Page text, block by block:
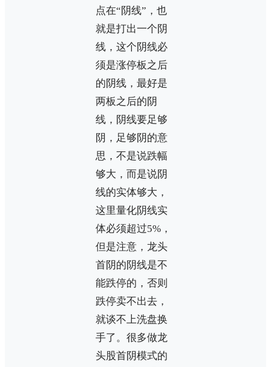
点在“阴线”，也
就是打出一个阴
线，这个阴线必
须是涨停板之后
的阴线，最好是
两板之后的阴
线，阴线要足够
阴，足够阴的意
思，不是说跌幅
够大，而是说阴
线的实体够大，
这里量化阴线实
体必须超过5%，
但是注意，龙头
首阴的阴线是不
能跌停的，否则
跌停卖不出去，
就谈不上洗盘换
手了。很多做龙
头股首阴模式的